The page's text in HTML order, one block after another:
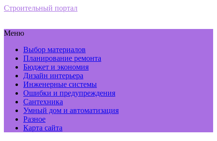
Строительный портал
Меню
Выбор материалов
Планирование ремонта
Бюджет и экономия
Дизайн интерьера
Инженерные системы
Ошибки и предупреждения
Сантехника
Умный дом и автоматизация
Разное
Карта сайта